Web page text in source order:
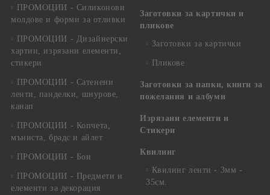
ПРОМОЦИИ - Силиконови
молдове и форми за отливки
ПРОМОЦИИ - Дизайнерски
хартии, изрязани елементи,
стикери
ПРОМОЦИИ - Сатенени
ленти, панделки, шнурове,
канап
ПРОМОЦИИ - Копчета,
мъниста, брадс и айлет
ПРОМОЦИИ - Бои
ПРОМОЦИИ - Предмети и
елементи за декорация
Заготовки за картички и
пликове
Заготовки за картички
Пликове
Заготовки за папки, книги за
пожелания и албуми
Изрязани елементи и
Стикери
Квилинг
Квилинг ленти - 3мм -
35см.